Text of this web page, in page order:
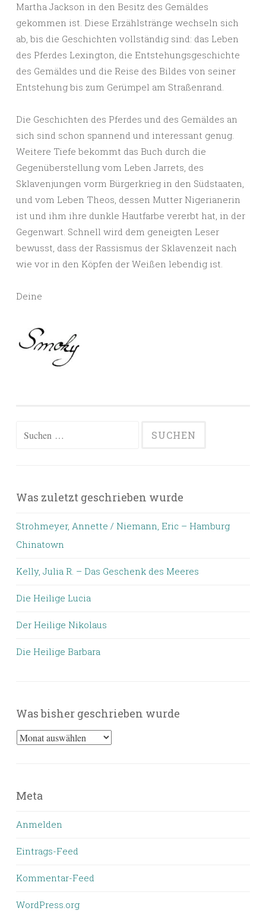
Martha Jackson in den Besitz des Gemäldes
gekommen ist. Diese Erzählstränge wechseln sich
ab, bis die Geschichten vollständig sind: das Leben
des Pferdes Lexington, die Entstehungsgeschichte
des Gemäldes und die Reise des Bildes von seiner
Entstehung bis zum Gerümpel am Straßenrand.
Die Geschichten des Pferdes und des Gemäldes an
sich sind schon spannend und interessant genug.
Weitere Tiefe bekommt das Buch durch die
Gegenüberstellung vom Leben Jarrets, des
Sklavenjungen vorm Bürgerkrieg in den Südstaaten,
und vom Leben Theos, dessen Mutter Nigerianerin
ist und ihm ihre dunkle Hautfarbe vererbt hat, in der
Gegenwart. Schnell wird dem geneigten Leser
bewusst, dass der Rassismus der Sklavenzeit nach
wie vor in den Köpfen der Weißen lebendig ist.
Deine
Suchen
Was zuletzt geschrieben wurde
Strohmeyer, Annette / Niemann, Eric – Hamburg
Chinatown
Kelly, Julia R. – Das Geschenk des Meeres
Die Heilige Lucia
Der Heilige Nikolaus
Die Heilige Barbara
Was bisher geschrieben wurde
Was
wurde
Meta
Anmelden
Eintrags-Feed
Kommentar-Feed
WordPress.org